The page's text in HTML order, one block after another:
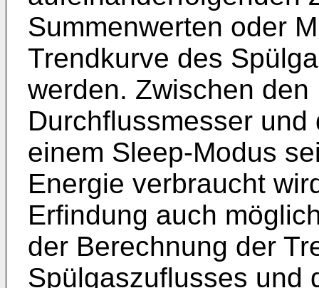
Summenwerten oder
Trendkurve des
werden. Zwischen
Durchflussmesser
einem Sleep-Modus
Energie verbraucht
Erfindung auch
der Berechnung der
Spülgaszuflusses und